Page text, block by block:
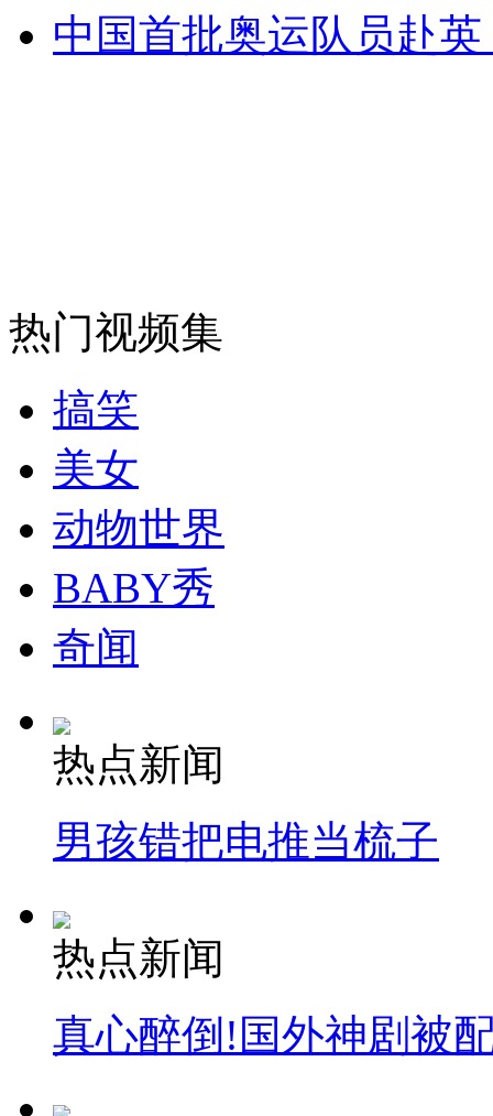
女孩北京地铁殴打老人 痛下狠手拳打脚踢
安徽一实载49人客车翻车
走！跟着总书记去植树
消防员救轻生者
司机酒驾遇交警 急速倒车逃窜
中国首批奥运队员赴
热门视频集
搞笑
美女
动物世界
BABY秀
奇闻
热点新闻
男孩错把电推当梳子
热点新闻
真心醉倒!国外神剧被